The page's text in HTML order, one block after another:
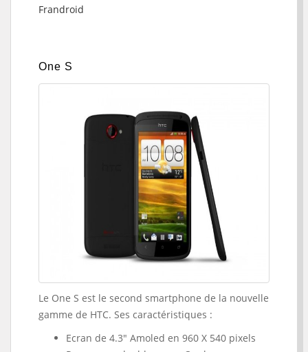
Frandroid
One S
Le One S est le second smartphone de la nouvelle
gamme de HTC. Ses caractéristiques :
Ecran de 4.3" Amoled en 960 X 540 pixels